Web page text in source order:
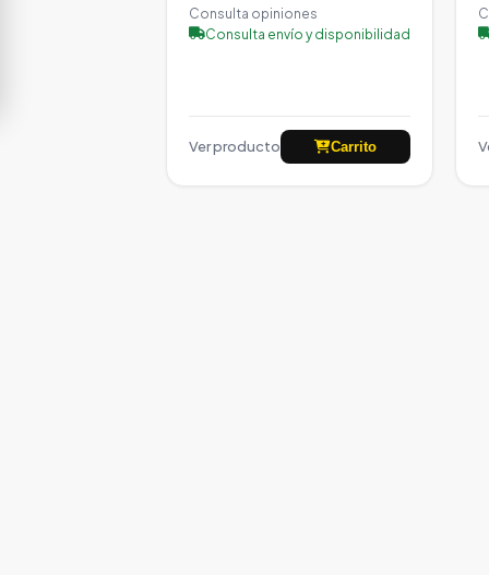
Consulta opiniones
Consulta envío y disponibilidad
Ver producto Carrito